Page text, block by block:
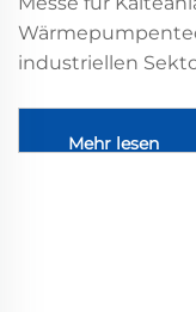
industriellen
Mehr lesen